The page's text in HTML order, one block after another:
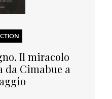
Il miracolo
da Cimabue a